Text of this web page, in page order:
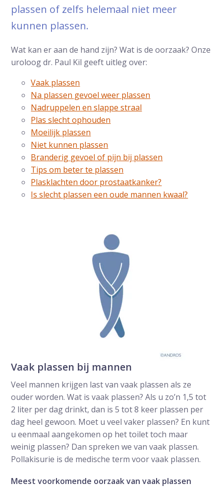
plassen of zelfs helemaal niet meer
kunnen plassen.
Wat kan er aan de hand zijn? Wat is de oorzaak? Onze
uroloog dr. Paul Kil geeft uitleg over:
Vaak plassen
Na plassen gevoel weer plassen
Nadruppelen en slappe straal
Plas slecht ophouden
Moeilijk plassen
Niet kunnen plassen
Branderig gevoel of pijn bij plassen
Tips om beter te plassen
Plasklachten door prostaatkanker?
Is slecht plassen een oude mannen kwaal?
Vaak plassen bij mannen
Veel mannen krijgen last van vaak plassen als ze
ouder worden. Wat is vaak plassen? Als u zo’n 1,5 tot
2 liter per dag drinkt, dan is 5 tot 8 keer plassen per
dag heel gewoon. Moet u veel vaker plassen? En kunt
u eenmaal aangekomen op het toilet toch maar
weinig plassen? Dan spreken we van vaak plassen.
Pollakisurie is de medische term voor vaak plassen.
Meest voorkomende oorzaak van vaak plassen